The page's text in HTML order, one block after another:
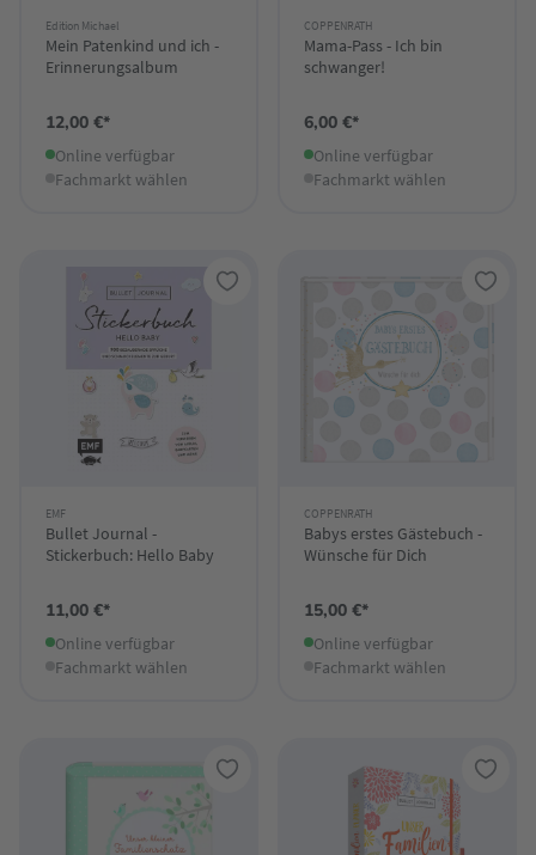
Edition Michael
Mein Patenkind und ich -
Erinnerungsalbum
12,00 €*
Online verfügbar
Fachmarkt wählen
COPPENRATH
Mama-Pass - Ich bin
schwanger!
6,00 €*
Online verfügbar
Fachmarkt wählen
EMF
Bullet Journal -
Stickerbuch: Hello Baby
11,00 €*
Online verfügbar
Fachmarkt wählen
COPPENRATH
Babys erstes Gästebuch -
Wünsche für Dich
15,00 €*
Online verfügbar
Fachmarkt wählen